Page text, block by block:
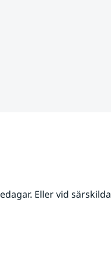
Eller vid särskilda